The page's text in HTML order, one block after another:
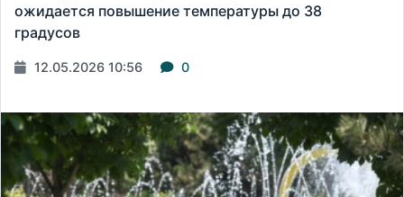
ожидается повышение температуры до 38
градусов
12.05.2026 10:56 0